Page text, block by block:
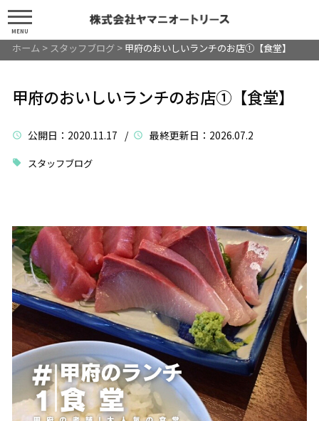
MENU
ホーム > スタッフブログ> 甲府のおいしいランチのお店①【食堂】
甲府のおいしいランチのお店①【食堂】
公開日 ：2020.11.17 / 最終更新日 ：2026.07.2
スタッフブログ